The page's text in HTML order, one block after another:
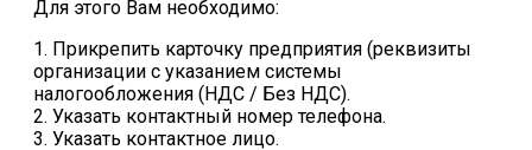
Для этого Вам необходимо:
1. Прикрепить карточку предприятия (реквизиты
организации с указанием системы
налогообложения (НДС / Без НДС).
2. Указать контактный номер телефона.
3. Указать контактное лицо.